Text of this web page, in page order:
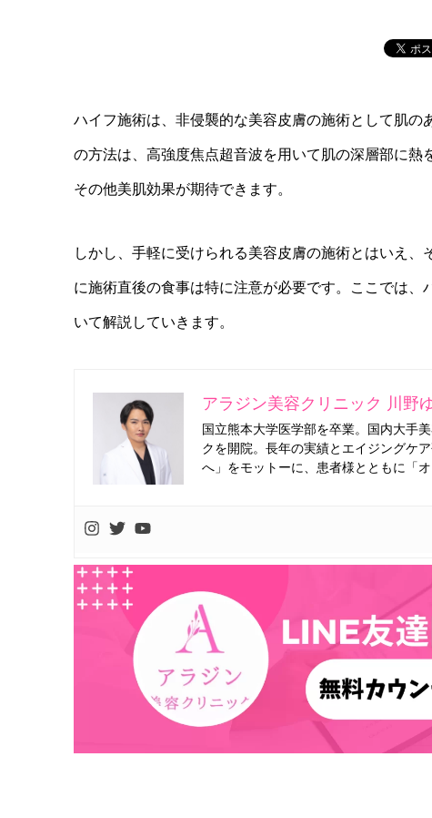
ハイフ施術は、非侵襲的な美容皮膚の施術として肌
の方法は、高強度焦点超音波を用いて肌の深層部に
その他美肌効果が期待できます。
しかし、手軽に受けられる美容皮膚の施術とはいえ
に施術直後の食事は特に注意が必要です。ここでは
いて解説していきます。
アラジン美容クリニック 川野
国立熊本大学医学部を卒業。国内大手
クを開院。長年の実績とエイジングケ
へ」をモットーに、患者様とともに「